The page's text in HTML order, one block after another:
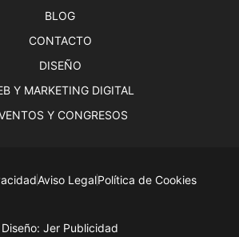
BLOG
CONTACTO
DISEÑO
Y MARKETING DIGITAL
Y CONGRESOS
Aviso LegalPolítica de Cookies
Diseño: Jer Publicidad